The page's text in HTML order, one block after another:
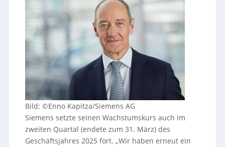
Bild: ©Enno Kapitza/Siemens AG
Siemens setzte seinen Wachstumskurs auch im
zweiten Quartal (endete zum 31. März) des
Geschäftsjahres 2025 fort. „Wir haben erneut ein